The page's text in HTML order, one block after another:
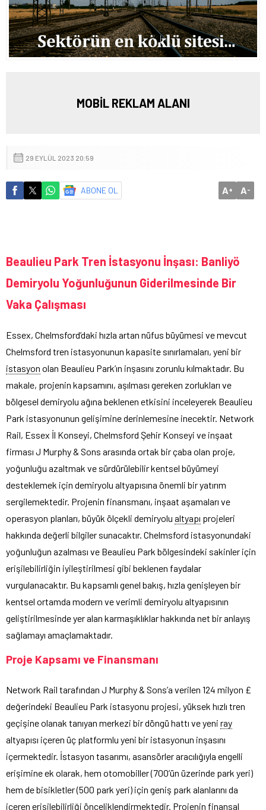
MOBİL REKLAM ALANI
29 EYLÜL 2023 20:59
ABONE OL A+ A-
Beaulieu Park Tren İstasyonu İnşası: Banliyö
Demiryolu Yoğunluğunun Giderilmesinde Bir
Vaka Çalışması
Essex, Chelmsford’daki hızla artan nüfus büyümesi ve mevcut
Chelmsford tren istasyonunun kapasite sınırlamaları, yeni bir
istasyon olan Beaulieu Park’ın inşasını zorunlu kılmaktadır. Bu
makale, projenin kapsamını, aşılması gereken zorlukları ve
bölgesel demiryolu ağına beklenen etkisini inceleyerek Beaulieu
Park istasyonunun gelişimine derinlemesine inecektir. Network
Rail, Essex İl Konseyi, Chelmsford Şehir Konseyi ve inşaat
firması J Murphy & Sons arasında ortak bir çaba olan proje,
yoğunluğu azaltmak ve sürdürülebilir kentsel büyümeyi
desteklemek için demiryolu altyapısına önemli bir yatırım
sergilemektedir. Projenin finansmanı, inşaat aşamaları ve
operasyon planları, büyük ölçekli demiryolu altyapı projeleri
hakkında değerli bilgiler sunacaktır. Chelmsford istasyonundaki
yoğunluğun azalması ve Beaulieu Park bölgesindeki sakinler için
erişilebilirliğin iyileştirilmesi gibi beklenen faydalar
vurgulanacaktır. Bu kapsamlı genel bakış, hızla genişleyen bir
kentsel ortamda modern ve verimli demiryolu altyapısının
geliştirilmesinde yer alan karmaşıklıklar hakkında net bir anlayış
sağlamayı amaçlamaktadır.
Proje Kapsamı ve Finansmanı
Network Rail tarafından J Murphy & Sons’a verilen 124 milyon £
değerindeki Beaulieu Park istasyonu projesi, yüksek hızlı tren
geçişine olanak tanıyan merkezi bir döngü hattı ve yeni ray
altyapısı içeren üç platformlu yeni bir istasyonun inşasını
içermektedir. İstasyon tasarımı, asansörler aracılığıyla engelli
erişimine ek olarak, hem otomobiller (700’ün üzerinde park yeri)
hem de bisikletler (500 park yeri) için geniş park alanlarını da
içeren erişilebilirliği önceliklendirmektedir. Projenin finansal